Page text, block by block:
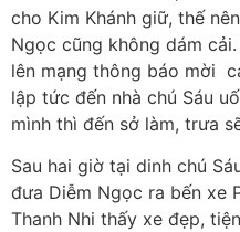
cho Kim Khánh giữ, thế
Ngọc cũng không dám
lên mạng thông báo mời
lập tức đến nhà chú Sáu
mình thì đến sở làm, trưa
Sau hai giờ tại dinh chú
đưa Diễm Ngọc ra bến xe
Thanh Nhi thấy xe đẹp,